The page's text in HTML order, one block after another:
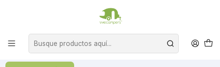
OFERTAS EN CALEFACCIÓN DIESEL
Claraboya 356x356mm con malla mosquitera tapa color blanca